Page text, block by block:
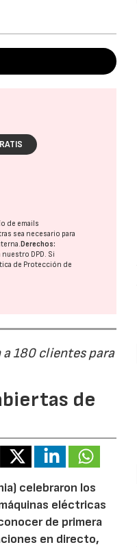
de emails
sea necesario para
Derechos:
DPD. Si
de Protección de
180 clientes para
de
celebraron los
eléctricas
de primera
en directo,